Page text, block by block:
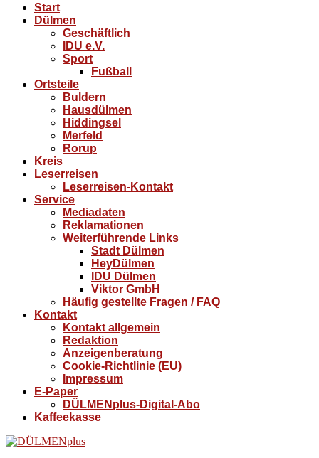
Start
Dülmen
Geschäftlich
IDU e.V.
Sport
Fußball
Ortsteile
Buldern
Hausdülmen
Hiddingsel
Merfeld
Rorup
Kreis
Leserreisen
Leserreisen-Kontakt
Service
Mediadaten
Reklamationen
Weiterführende Links
Stadt Dülmen
HeyDülmen
IDU Dülmen
Viktor GmbH
Häufig gestellte Fragen / FAQ
Kontakt
Kontakt allgemein
Redaktion
Anzeigenberatung
Cookie-Richtlinie (EU)
Impressum
E-Paper
DÜLMENplus-Digital-Abo
Kaffeekasse